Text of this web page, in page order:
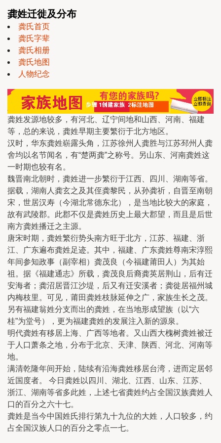
龚姓迁徙及分布
龚氏首页
龚氏字辈
龚氏相册
龚氏地图
人物纪念
龚姓发源地较多，有河北、辽宁间地和山西、河南、福建
等，总的来说，龚姓早期主要繁衍于北方地区。
汉时，华东龚姓崭露头角，江苏徐州人龚胜与江苏邳州人龚
舍均以名节闻名，有“楚两龚”之称号。另山东、河南龚姓这
一时期也较有名。
魏晋南北朝时，龚姓进一步繁衍于江西、四川、湖南等省。
据载，湖南人龚玄之及其侄龚黎民，从孙龚祈，自晋至南朝
宋，世居汉寿（今湖北常德东北），是当地比较大的家庭，
故有武陵郡。此郡不仅是龚姓历史上最大郡望，而且是后世
南方龚姓播迁之主源。
唐宋时期，龚姓繁衍势头南方旺于北方，江苏、福建、浙
江、广东遍布龚姓足迹。其中，福建、广东龚姓尊南宋淳熙
年间参知政事（副宰相）龚茂良（今福建莆田人）为其始
祖。据《福建通志》所载，龚茂良后裔龚英居荆山，后有迁
安海者；龚沼居晋江沙堤，后又有迁安溪者；龚徙居福州城
内梅枝里。可见，莆田龚姓枝脉延伸之广，家族生长之茂。
另有福建翁姓分支而出的龚姓，在当地形成望族（以“六
桂”为堂号），更为福建龚姓的发展注入新的源泉。
明代龚姓有移居上海、广西等地者。又山西大槐树龚姓被迁
于人口萧条之地，分布于北京、天津、陕西、河北、河南等
地。
满清乾隆年间开始，陆续有沿海龚姓移居台湾，进而定居邻
近国度者。 今日龚姓以四川、湖北、江西、山东、江苏、
浙江、湖南等省多此姓，上述七省龚姓约占全国汉族龚姓人
口的百分之六十七。
龚姓是当今中国姓氏排行第九十九位的大姓，人口较多，约
占全国汉族人口的百分之零点一七。